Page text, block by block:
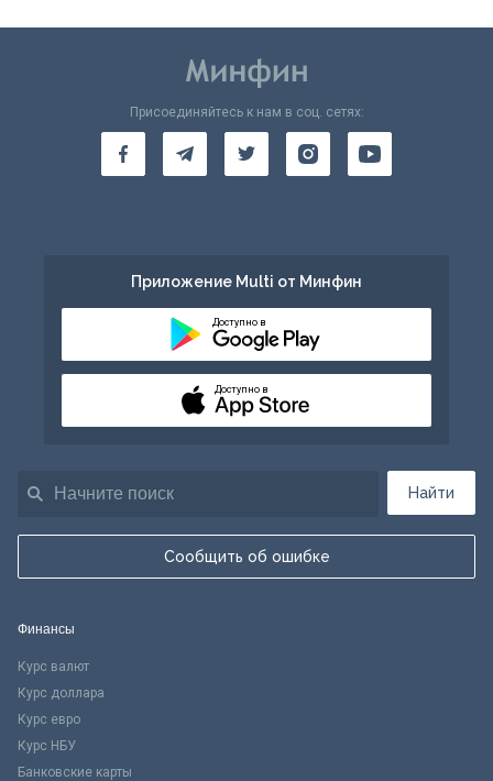
Найти
Сообщить об ошибке
Присоединяйтесь к нам в соц. сетях:
Приложение Multi от Минфин
Доступно в
Доступно в
Финансы
Курс валют
Курс доллара
Курс евро
Курс НБУ
Банковские карты